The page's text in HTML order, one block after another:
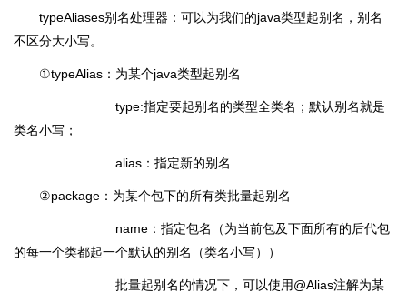
typeAliases别名处理器：可以为我们的java类型起别名，别名
不区分大小写。
①typeAlias：为某个java类型起别名
type:指定要起别名的类型全类名；默认别名就是
类名小写；
alias：指定新的别名
②package：为某个包下的所有类批量起别名
name：指定包名（为当前包及下面所有的后代包
的每一个类都起一个默认的别名（类名小写））
批量起别名的情况下，可以使用@Alias注解为某